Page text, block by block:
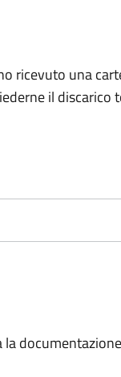
ricevuto una
il discarico